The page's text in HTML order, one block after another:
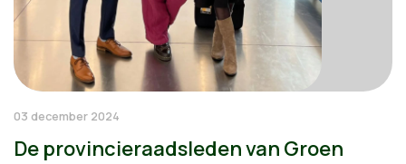
03 december 2024
De provincieraadsleden van Groen